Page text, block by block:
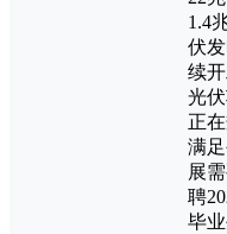
1.4
伏
续
光
正
满
展
聘
毕